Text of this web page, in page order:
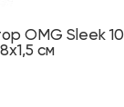
OMG Sleek 10
см